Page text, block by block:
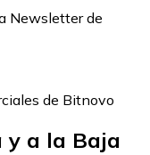
Newsletter de
de Bitnovo
y a la Baja